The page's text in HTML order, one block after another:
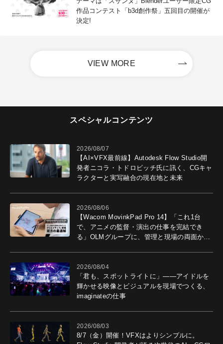
作品コンテスト「b3d創作祭」五回目の開催が
決定!
VIEW MORE
スペシャルコンテンツ
2026/08/07
【AI×VFX最前線】Autodesk Flow Studio開
発者ニコラ・トドロビッチ氏に訊く、CGキャ
ラクターと実写融合の現在地と未来
2026/08/06
【Wacom MovinkPad Pro 14】「これ1台
で、アニメの監督・演出の仕事を完結でき
る」OLMグループに、管理と現場の両面から
2026/08/04
「君も、スポットライトに」――アイドルを
輝かせる映像とビジュアルを現場でつくる、
imaginateの仕事
2026/08/03
8/7（金）開催！VFXはよりシンプルに。